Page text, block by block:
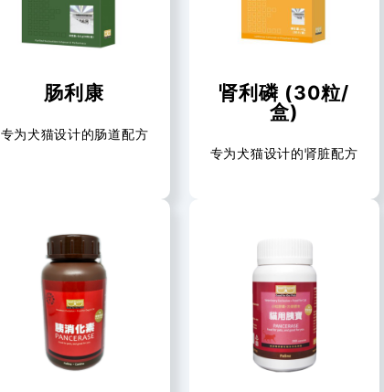
肠利康
专为犬猫设计的肠道配方
肾利磷 (30粒/
盒)
专为犬猫设计的肾脏配方